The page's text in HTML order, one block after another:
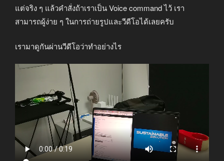
แต่จริง ๆ แล้วคำสั่งถ้าเราเป็น Voice command ไว้ เรา
สามารถผู้ง่าย ๆ ในการถ่ายรูปและวีดีโอได้เลยครับ
เรามาดูกันผ่านวีดีโอว่าทำอย่างไร